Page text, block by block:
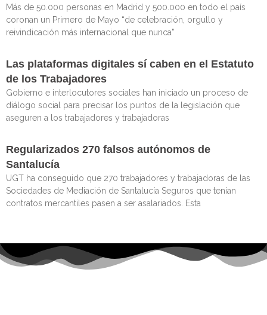
Más de 50.000 personas en Madrid y 500.000 en todo el país
coronan un Primero de Mayo “de celebración, orgullo y
reivindicación más internacional que nunca”
Las plataformas digitales sí caben en el Estatuto
de los Trabajadores
Gobierno e interlocutores sociales han iniciado un proceso de
diálogo social para precisar los puntos de la legislación que
aseguren a los trabajadores y trabajadoras
Regularizados 270 falsos autónomos de
Santalucía
UGT ha conseguido que 270 trabajadores y trabajadoras de las
Sociedades de Mediación de Santalucía Seguros que tenían
contratos mercantiles pasen a ser asalariados. Esta